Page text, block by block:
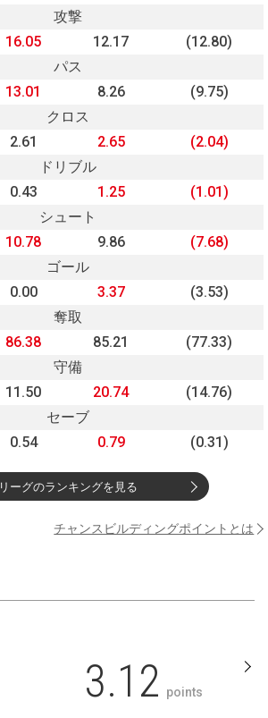
攻撃
16.05 12.17
(12.80)
パス
13.01 8.26
(9.75)
クロス
2.61 2.65
(2.04)
ドリブル
0.43 1.25
(1.01)
シュート
10.78 9.86
(7.68)
ゴール
0.00 3.37
(3.53)
奪取
86.38 85.21
(77.33)
守備
11.50 20.74
(14.76)
セーブ
0.54 0.79 (0.31)
リーグのランキングを見る
チャンスビルディングポイントとは
3.12 points